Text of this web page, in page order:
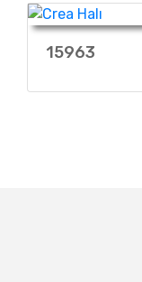
15963